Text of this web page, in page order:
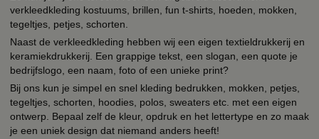
verkleedkleding kostuums, brillen, fun t-shirts, hoeden, mokken,
tegeltjes, petjes, schorten.
Naast de verkleedkleding hebben wij een eigen textieldrukkerij en
keramiekdrukkerij. Een grappige tekst, een slogan, een quote je
bedrijfslogo, een naam, foto of een unieke print?
Bij ons kun je simpel en snel kleding bedrukken, mokken, petjes,
tegeltjes, schorten, hoodies, polos, sweaters etc. met een eigen
ontwerp. Bepaal zelf de kleur, opdruk en het lettertype en zo maak
je een uniek design dat niemand anders heeft!